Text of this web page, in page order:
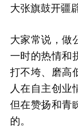
大张旗鼓开疆
大家常说，做
一时的热情和
打不垮、磨高
人在自主创业
但在赞扬和青
的。